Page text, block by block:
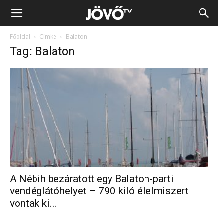
Jövő
Főoldal Címke Balaton
Tag: Balaton
A Nébih bezáratott egy Balaton-parti
vendéglátóhelyet – 790 kiló élelmiszert
vontak ki...